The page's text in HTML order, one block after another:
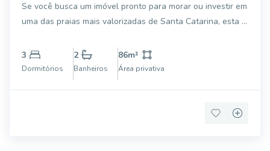
Privilegiada e Estrutura Completa de
Lazer
Se você busca um imóvel pronto para morar ou investir em
uma das praias mais valorizadas de Santa Catarina, esta é
Duetto Home, no coração da desejada Praia de Palmas,
em Governador Celso Ramos, este a
3
Dormitórios
2
Banheiros
86m²
Área privativa